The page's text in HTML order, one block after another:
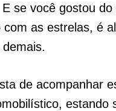
se você gostou do
com as estrelas, é
de acompanhar
estando